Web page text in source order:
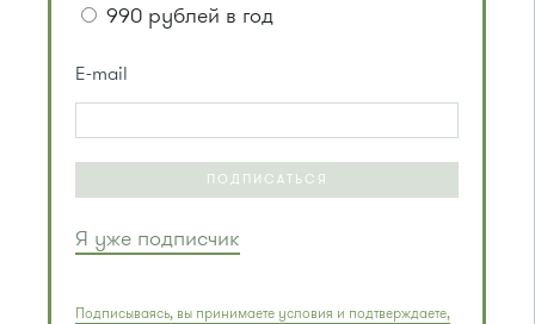
990 рублей в год
E-mail
ПОДПИСАТЬСЯ
Я уже подписчик
Подписываясь, вы принимаете условия и подтверждаете,